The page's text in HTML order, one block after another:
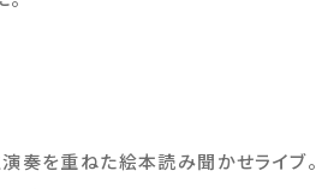
奏を重ねた絵本読み聞かせライブ。